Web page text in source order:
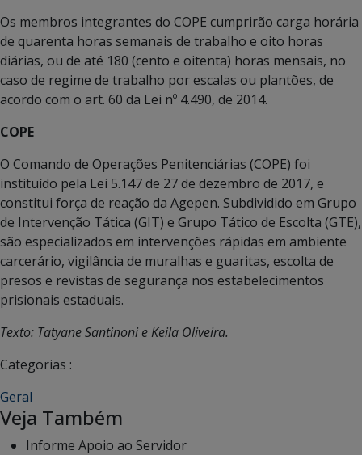
Os membros integrantes do COPE cumprirão carga horária
de quarenta horas semanais de trabalho e oito horas
diárias, ou de até 180 (cento e oitenta) horas mensais, no
caso de regime de trabalho por escalas ou plantões, de
acordo com o art. 60 da Lei nº 4.490, de 2014.
COPE
O Comando de Operações Penitenciárias (COPE) foi
instituído pela Lei 5.147 de 27 de dezembro de 2017, e
constitui força de reação da Agepen. Subdividido em Grupo
de Intervenção Tática (GIT) e Grupo Tático de Escolta (GTE),
são especializados em intervenções rápidas em ambiente
carcerário, vigilância de muralhas e guaritas, escolta de
presos e revistas de segurança nos estabelecimentos
prisionais estaduais.
Texto: Tatyane Santinoni e Keila Oliveira.
Categorias :
Geral
Veja Também
Informe Apoio ao Servidor